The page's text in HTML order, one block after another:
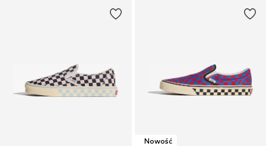
Nowość